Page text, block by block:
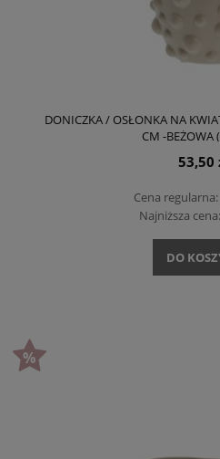
DONICZKA / OSŁONKA NA
CM -BEŻOWA
53,50
Cena regularna:
Najniższa
DO